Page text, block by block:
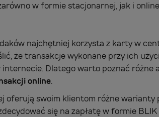
w formie stacjonarnej, jak i
najchętniej korzysta z karty w
że transakcje wykonane przy ich
internecie. Dlatego warto poznać
online.
oferują swoim klientom różne warianty
się na zapłatę w formie